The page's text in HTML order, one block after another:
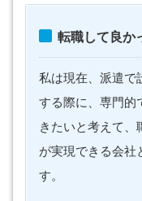
転職して良か
私は現在、派遣で
する際に、専門的
きたいと考えて、
が実現できる会社
す。